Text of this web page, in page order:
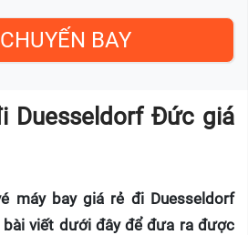
Duesseldorf Đức giá
máy bay giá rẻ đi Duesseldorf
viết dưới đây để đưa ra được